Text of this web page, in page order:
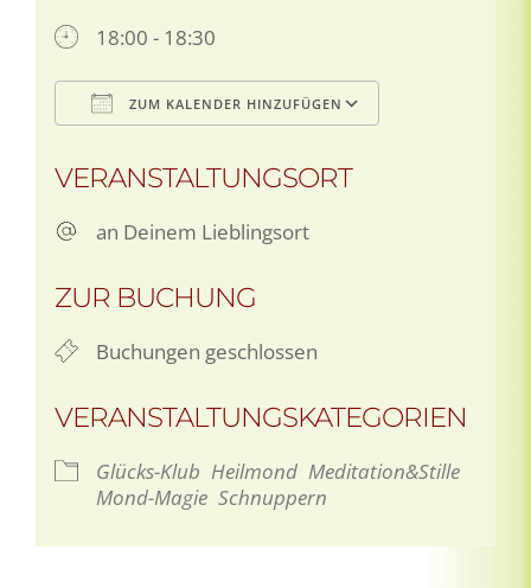
18:00 - 18:30
ZUM KALENDER HINZUFÜGEN
VERANSTALTUNGSORT
an Deinem Lieblingsort
ZUR BUCHUNG
Buchungen geschlossen
VERANSTALTUNGSKATEGORIEN
Glücks-Klub Heilmond Meditation&Stille
Mond-Magie Schnuppern